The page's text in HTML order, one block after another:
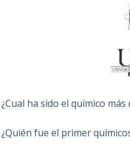
ha sido el químico más
fue el primer químicos